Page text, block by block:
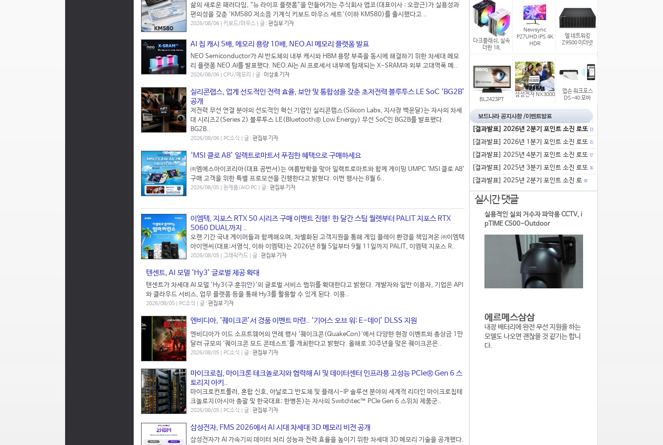
삶의 새로운 패러다임, “뉴 라이프 플랫폼”을 만들어가는 주식회사 앱코(대표이사 : 오광근)가 실용성과
편의성을 갖춘 'KM580 저소음 기계식 키보드 마우스 세트'(이하 KM580)를 출시했다고 ..
2026/08/06 | 키보드/마우스 | 글 :편집부 기자
AI 칩 캐시 5배, 메모리 용량 10배, NEO.AI 메모리 플랫폼 발표
NEO Semiconductor가 AI 반도체의 내부 캐시와 HBM 용량 부족을 동시에 해결하기 위한 차세대 메모
리 플랫폼 NEO.AI를 발표했다. NEO.AI는 AI 프로세서 내부에 탑재되는 X-SRAM과 외부 고대역폭 메..
2026/08/06 | CPU/메모리 | 글 :이상호 기자
실리콘랩스, 업계 선도적인 전력 효율, 보안 및 통합성을 갖춘 초저전력 블루투스 LE SoC ‘BG2B’
공개
저전력 무선 연결 분야의 선도적인 혁신 기업인 실리콘랩스(Silicon Labs, 지사장 백운달)는 자사의 차세
대 시리즈2(Series 2) 블루투스 LE(Bluetooth® Low Energy) 무선 SoC인 BG2B를 발표했다.
BG2B..
2026/08/06 | PC소식 | 글 :편집부 기자
‘MSI 클로 A8’ 일렉트로마트서 푸짐한 혜택으로 구매하세요
㈜엠에스아이코리아(대표 공번서)는 여름방학을 맞아 일렉트로마트와 함께 게이밍 UMPC ‘MSI 클로 A8’
구매 고객을 위한 특별 프로모션을 진행한다고 밝혔다. 이번 행사는 8월 6..
2026/08/05 | 완제품/AIO PC | 글 :편집부 기자
이엠텍, 지포스 RTX 50 시리즈 구매 이벤트 진행! 한 달간 스팀 월렛부터 PALIT 지포스 RTX
5060 DUAL까지 ..
오랜 기간 국내 게이머들과 함께해오며, 차별화된 고객지원을 통해 게임 플레이 환경을 책임져온 ㈜이엠텍
아이엔씨(대표:서영식, 이하 이엠텍)는 2026년 8월 5일부터 9월 11일까지 PALIT, 이엠텍 지포스 R..
2026/08/05 | 그래픽카드 | 글 :편집부 기자
텐센트, AI 모델 ‘Hy3’ 글로벌 제공 확대
텐센트가 차세대 AI 모델 'Hy3(구 훈위안)'의 글로벌 서비스 범위를 확대한다고 밝혔다. 개발자와 일반 이용자, 기업은 API
와 클라우드 서비스, 업무 플랫폼 등을 통해 Hy3를 활용할 수 있게 된다. 이용..
2026/08/05 | PC소식 | 글 :편집부 기자
엔비디아, ‘퀘이크콘’서 경품 이벤트 마련.. ‘기어스 오브 워: E-데이’ DLSS 지원
엔비디아가 이드 소프트웨어의 연례 행사 '퀘이크콘(QuakeCon)'에서 다양한 현장 이벤트와 총상금 1만
달러 규모의 '퀘이크콘 모드 콘테스트'를 개최한다고 밝혔다. 올해로 30주년을 맞은 퀘이크콘은..
2026/08/05 | PC소식 | 글 :편집부 기자
마이크로칩, 마이크론 테크놀로지와 협력해 AI 및 데이터센터 인프라용 고성능 PCIe® Gen 6 스
토리지 아키..
마이크로컨트롤러, 혼합 신호, 아날로그 반도체 및 플래시-IP 솔루션 분야의 세계적 리더인 마이크로칩테
크놀로지(아시아 총괄 및 한국대표: 한병돈)는 자사의 Switchtec™ PCIe Gen 6 스위치 제품군..
2026/08/05 | PC소식 | 글 :편집부 기자
삼성전자, FMS 2026에서 AI 시대 차세대 3D 메모리 비전 공개
삼성전자가 AI 가속기의 데이터 처리 성능과 전력 효율을 높이기 위한 차세대 3D 메모리 기술을 공개했다.
다크플래쉬, 실속
더한 18,
Newsync
P27UHD IPS 4K
HDR
델 네트워킹
Z9500 이더넷
BL2423PT
삼성전자 NX3000
엡손 워크포스
DS-40 모바
[결과발표] 2026년 2분기 포인트 소진 로또 13
[결과발표] 2026년 1분기 포인트 소진 로또 15
[결과발표] 2025년 4분기 포인트 소진 로또 17
[결과발표] 2025년 3분기 포인트 소진 로또 16
[결과발표] 2025년 2분기 포인트 소진 로 18
실시간 댓글
실용적인 실외 거수자 파악용 CCTV, i
pTIME C500-Outdoor
에르메스삼삼
내장 배터리에 완전 무선 지원을 하는
모델도 나오면 괜찮을 것 같기는 합니
다.